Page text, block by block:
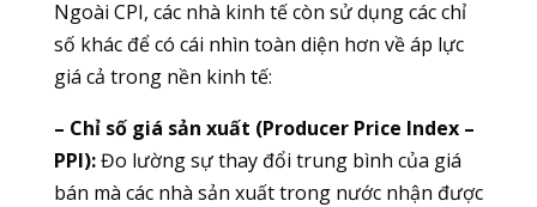
Ngoài CPI, các nhà kinh tế còn sử dụng các chỉ
số khác để có cái nhìn toàn diện hơn về áp lực
giá cả trong nền kinh tế:
– Chỉ số giá sản xuất (Producer Price Index –
PPI):Đo lường sự thay đổi trung bình của giá
bán mà các nhà sản xuất trong nước nhận được